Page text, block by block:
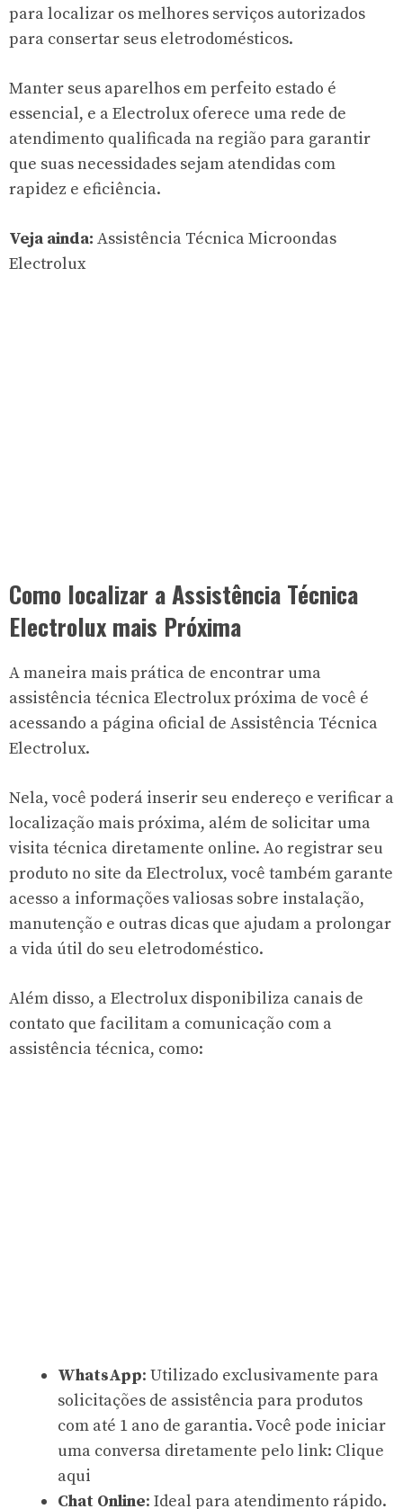
para localizar os melhores serviços autorizados
para consertar seus eletrodomésticos.
Manter seus aparelhos em perfeito estado é
essencial, e a Electrolux oferece uma rede de
atendimento qualificada na região para garantir
que suas necessidades sejam atendidas com
rapidez e eficiência.
Veja ainda: Assistência Técnica Microondas
Electrolux
Como localizar a Assistência Técnica
Electrolux mais Próxima
A maneira mais prática de encontrar uma
assistência técnica Electrolux próxima de você é
acessando a página oficial de Assistência Técnica
Electrolux.
Nela, você poderá inserir seu endereço e verificar a
localização mais próxima, além de solicitar uma
visita técnica diretamente online. Ao registrar seu
produto no site da Electrolux, você também garante
acesso a informações valiosas sobre instalação,
manutenção e outras dicas que ajudam a prolongar
a vida útil do seu eletrodoméstico.
Além disso, a Electrolux disponibiliza canais de
contato que facilitam a comunicação com a
assistência técnica, como:
WhatsApp: Utilizado exclusivamente para
solicitações de assistência para produtos
com até 1 ano de garantia. Você pode iniciar
uma conversa diretamente pelo link: Clique
aqui
Chat Online: Ideal para atendimento rápido.